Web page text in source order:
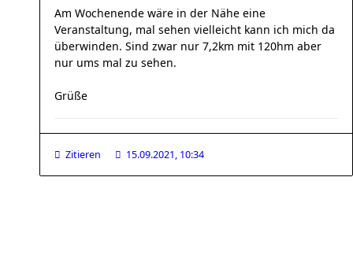
Am Wochenende wäre in der Nähe eine
Veranstaltung, mal sehen vielleicht kann ich mich da
überwinden. Sind zwar nur 7,2km mit 120hm aber
nur ums mal zu sehen.
Grüße
Zitieren 15.09.2021, 10:34